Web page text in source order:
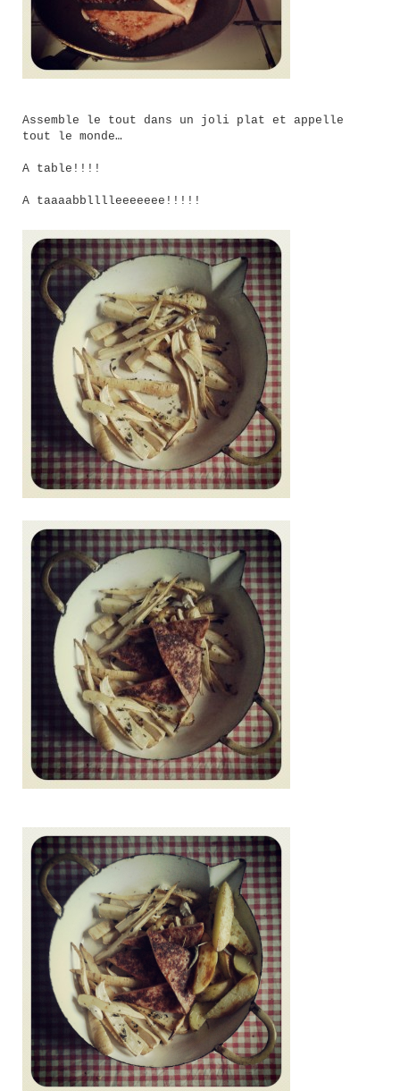
Assemble le tout dans un joli plat et appelle
tout le monde…
A table!!!!
A taaaabblllleeeeeee!!!!!